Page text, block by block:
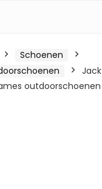
Schoenen
outdoorschoenen